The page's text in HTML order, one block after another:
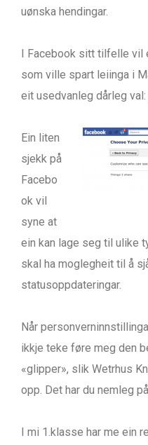
uønska hendingar.
I Facebook sitt tilfelle vil
som ville spart leiinga i
eit usedvanleg dårleg val:
Ein liten
sjekk på
Facebo
ok vil
syne at
ein kan lage seg til ulike
skal ha moglegheit til å
statusoppdateringar.
Når
ikkje teke føre meg den
«glipper», slik Wetrhus
opp. Det har du nemleg
I mi 1.klasse har me ein